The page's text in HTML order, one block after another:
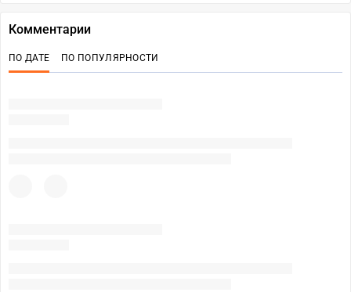
Комментарии
ПО ДАТЕ ПО ПОПУЛЯРНОСТИ